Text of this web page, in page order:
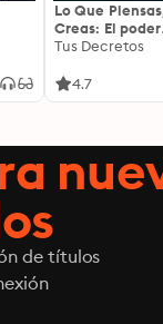
Lo Que
Creas: El poder
invisible de tus
tu energía para
Tus Decretos
4.7
de títulos